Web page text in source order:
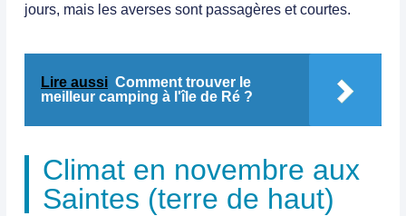
jours, mais les averses sont passagères et courtes.
Lire aussi Comment trouver le
meilleur camping à l'île de Ré ?
Climat en novembre aux
Saintes (terre de haut)